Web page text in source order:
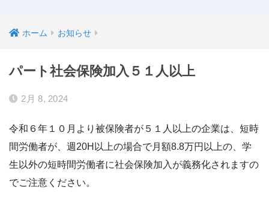
ホーム お知らせ
パート社会保険加入５１人以上
2月 8, 2024
令和６年１０月より被保険者が５１人以上の企業は、短時
間労働者が、週20H以上の場合で月額8.8万円以上の、学
生以外の短時間労働者に社会保険加入が義務化されますの
でご注意ください。